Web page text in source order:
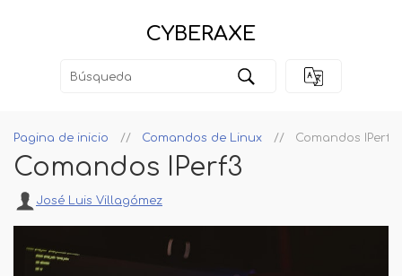
CYBERAXE
Pagina de inicio Comandos de Linux Comandos IPerf3
Comandos IPerf3
José Luis Villagómez